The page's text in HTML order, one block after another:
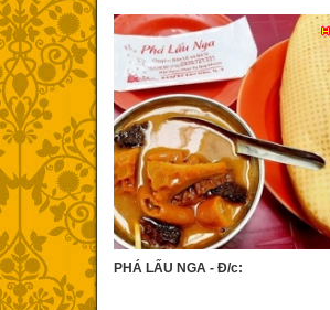
PHÁ LẤU NGA - Đ/c: